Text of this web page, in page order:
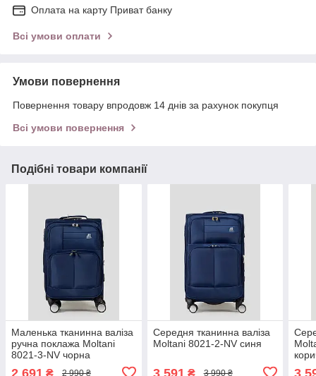
Оплата на карту Приват банку
Всі умови оплати
Умови повернення
Повернення товару впродовж 14 днів за рахунок покупця
Всі умови повернення
Подібні товари компанії
Маленька тканинна валіза
ручна поклажа Moltani
8021-3-NV чорна
2 691 ₴ 2 990 ₴
Середня тканинна валіза
Moltani 8021-2-NV синя
3 591₴ 3 990 ₴ 3